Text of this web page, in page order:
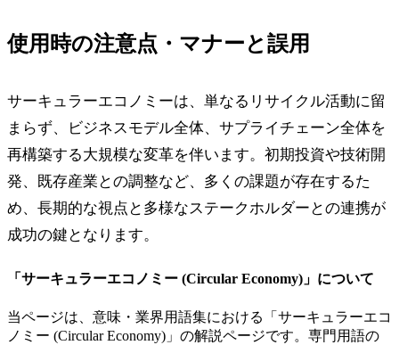
使用時の注意点・マナーと誤用
サーキュラーエコノミーは、単なるリサイクル活動に留
まらず、ビジネスモデル全体、サプライチェーン全体を
再構築する大規模な変革を伴います。初期投資や技術開
発、既存産業との調整など、多くの課題が存在するた
め、長期的な視点と多様なステークホルダーとの連携が
成功の鍵となります。
「 サーキュラーエコノミー (Circular Economy) 」について
当ページは、意味・業界用語集における「 サーキュラーエコ
ノミー (Circular Economy) 」の解説ページです。専門用語の